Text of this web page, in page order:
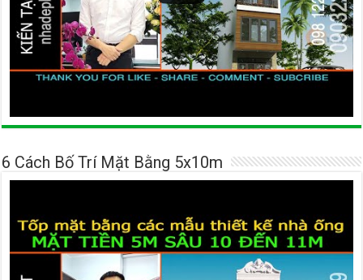
6 Cách Bố Trí Mặt Bằng 5x10m